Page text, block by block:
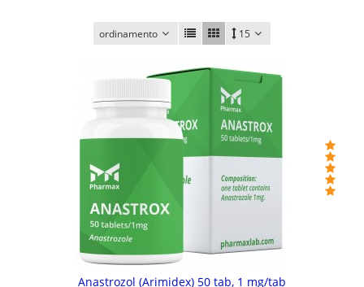
ordinamento 15
Anastrozol (Arimidex) 50 tab, 1 mg/tab